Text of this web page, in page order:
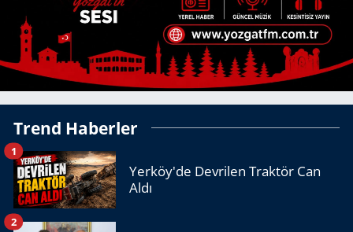
Trend Haberler
Yerköy'de Devrilen Traktör Can
Aldı
1
2